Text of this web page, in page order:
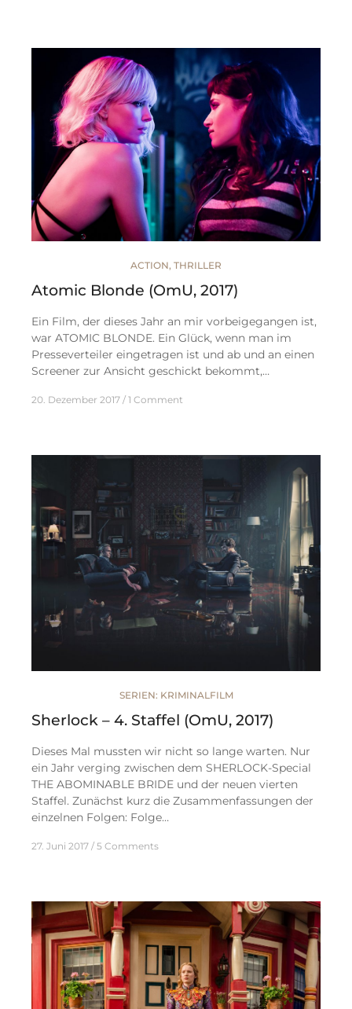
ACTION, THRILLER
Atomic Blonde (OmU, 2017)
Ein Film, der dieses Jahr an mir vorbeigegangen ist,
war ATOMIC BLONDE. Ein Glück, wenn man im
Presseverteiler eingetragen ist und ab und an einen
Screener zur Ansicht geschickt bekommt,…
20. Dezember 2017 1 Comment
SERIEN: KRIMINALFILM
Sherlock – 4. Staffel (OmU, 2017)
Dieses Mal mussten wir nicht so lange warten. Nur
ein Jahr verging zwischen dem SHERLOCK-Special
THE ABOMINABLE BRIDE und der neuen vierten
Staffel. Zunächst kurz die Zusammenfassungen der
einzelnen Folgen: Folge…
27. Juni 2017 5 Comments